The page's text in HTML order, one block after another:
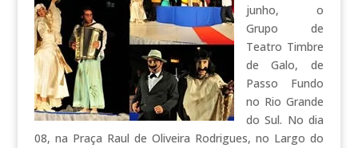
junho, o
Grupo de
Teatro Timbre
de Galo, de
Passo Fundo
no Rio Grande
do Sul. No dia
08, na Praça Raul de Oliveira Rodrigues, no Largo do